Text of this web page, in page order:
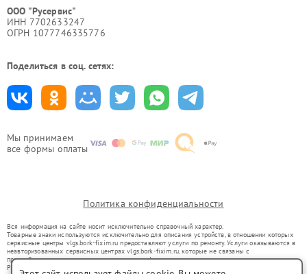
Мы принимаем
все формы оплаты
ООО "Русервис"
ИНН 7702633247
ОГРН 1077746335776
Поделиться в соц. сетях:
Политика конфиденциальности
Вся информация на сайте носит исключительно справочный характер.
Товарные знаки используются исключительно для описания устройств, в отношении которых
сервисные центры vlgs.bork-fixim.ru предоставляют услуги по ремонту. Услуги оказываются в
неавторизованных сервисных центрах vlgs.bork-fixim.ru, которые не связаны с
правообладателями товарных знаков или их официальными представителями.
Ремонт осуществляется для устройств, уже введенных в гражданский оборот в соответствии